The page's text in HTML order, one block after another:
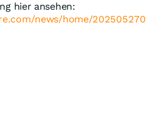
hier ansehen:
news/home/202505270